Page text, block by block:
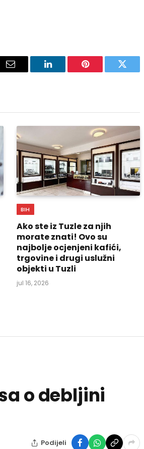
Email LinkedIn Pinterest Twitter
BIH
Ako ste iz Tuzle za njih
morate znati! Ovo su
najbolje ocjenjeni kafići,
trgovine i drugi uslužni
objekti u Tuzli
jul 16, 2026
o debljini
Podijeli